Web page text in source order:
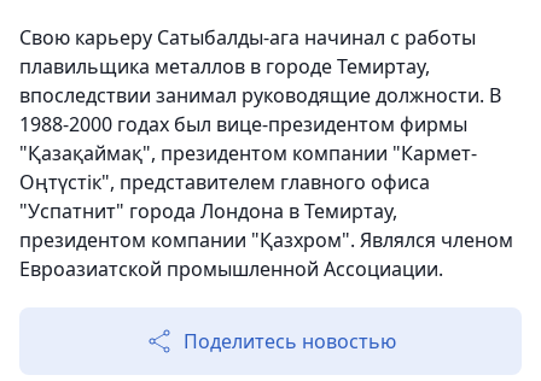
Свою карьеру Сатыбалды-ага начинал с работы
плавильщика металлов в городе Темиртау,
впоследствии занимал руководящие должности. В
1988-2000 годах был вице-президентом фирмы
"Қазақаймақ", президентом компании "Кармет-
Оңтүстік", представителем главного офиса
"Успатнит" города Лондона в Темиртау,
президентом компании "Қазхром". Являлся членом
Евроазиатской промышленной Ассоциации.
Поделитесь новостью